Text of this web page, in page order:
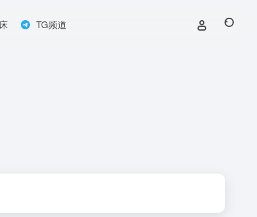
TG频道